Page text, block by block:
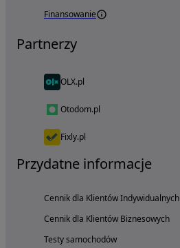
Finansowanie
Partnerzy
OLX.pl
Otodom.pl
Fixly.pl
Przydatne informacje
Cennik dla Klientów Indywidualnych
Cennik dla Klientów Biznesowych
Testy samochodów